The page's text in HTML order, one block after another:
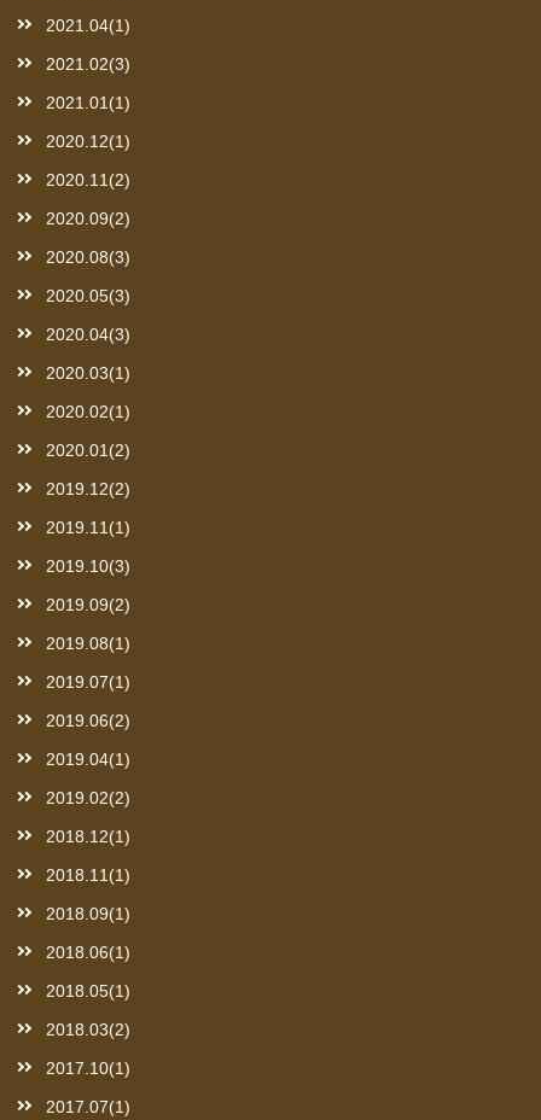
2021.04(1)
2021.02(3)
2021.01(1)
2020.12(1)
2020.11(2)
2020.09(2)
2020.08(3)
2020.05(3)
2020.04(3)
2020.03(1)
2020.02(1)
2020.01(2)
2019.12(2)
2019.11(1)
2019.10(3)
2019.09(2)
2019.08(1)
2019.07(1)
2019.06(2)
2019.04(1)
2019.02(2)
2018.12(1)
2018.11(1)
2018.09(1)
2018.06(1)
2018.05(1)
2018.03(2)
2017.10(1)
2017.07(1)